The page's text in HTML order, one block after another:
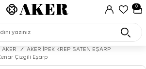
0
AKER /
AKER İPEK KREP SATEN EŞARP
Çizgili Eşarp